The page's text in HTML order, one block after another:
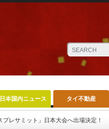
日本国内ニュース タイ不動産
レサミット」日本大会へ出場決定！